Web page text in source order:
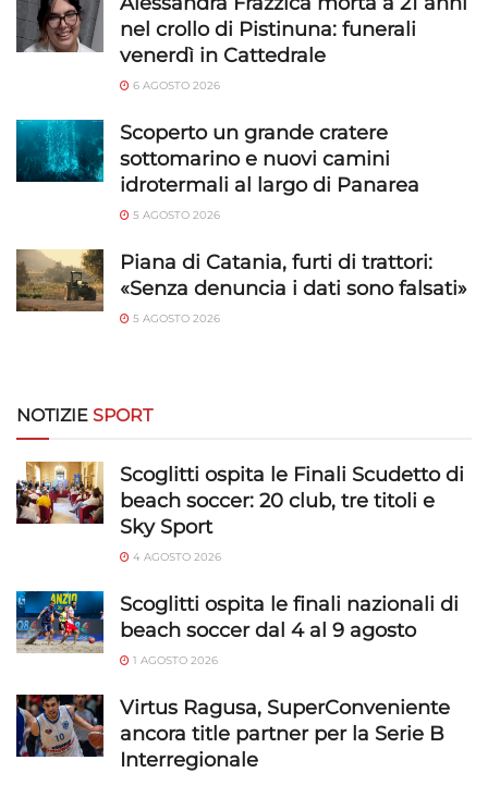
Funzionalità Sempre attivo
Abbinare e combinare dati provenienti da altre
trasmesse automaticamente.
Utilizzare dati di geolocalizzazione precisi,
Garantire la sicurezza, prevenire e
rilevare frodi, correggere errori, Erogare
nel crollo di Pistinuna: funerali
venerdì in Cattedrale
6 AGOSTO 2026
Scoperto un grande cratere
sottomarino e nuovi camini
idrotermali al largo di Panarea
5 AGOSTO 2026
Piana di Catania, furti di trattori:
«Senza denuncia i dati sono falsati»
5 AGOSTO 2026
NOTIZIE SPORT
Scoglitti ospita le Finali Scudetto di
beach soccer: 20 club, tre titoli e
Sky Sport
4 AGOSTO 2026
Scoglitti ospita le finali nazionali di
beach soccer dal 4 al 9 agosto
1 AGOSTO 2026
Virtus Ragusa, SuperConveniente
ancora title partner per la Serie B
Interregionale